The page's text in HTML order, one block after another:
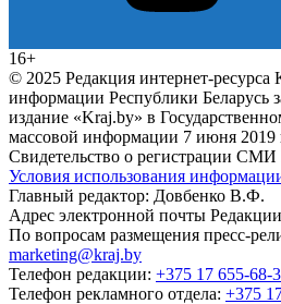
16+
© 2025 Редакция интернет-
информации Республики Беларусь
издание «Kraj.by» в
массовой информации 7 июня 2019
Свидетельство о регистрации
Условия использования
Главный редактор: Довбенко В.Ф.
Адрес электронной почты
По вопросам размещения пресс-
marketing@kraj.by
Телефон редакции: +375 17 655-68-
Телефон рекламного отдела: +375